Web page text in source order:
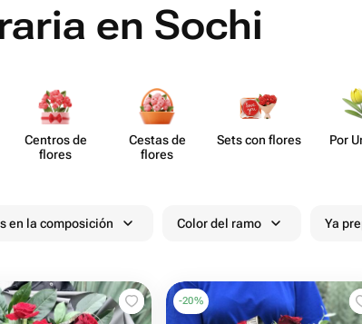
en Sochi
Centros de
flores
Cestas de
flores
Sets con flores Por
en la composición Color del ramo Ya
-20%